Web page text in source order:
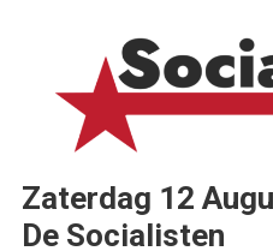
Zaterdag 12
De Socialisten